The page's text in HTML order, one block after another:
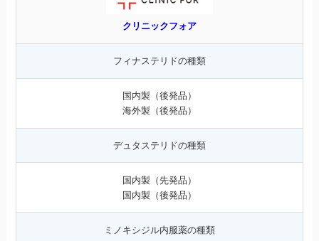
クリニックフォア
フィナステリドの種類
国内製（後発品）
海外製（後発品）
デュタステリドの種類
国内製（先発品）
国内製（後発品）
ミノキシジル内服薬の種類